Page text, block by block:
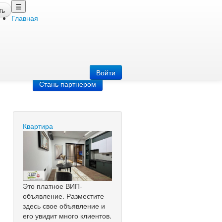
☰
Главная
Войти
Стань партнером
Квартира
Это платное ВИП-
объявление. Разместите
здесь свое объявление и
его увидит много клиентов.